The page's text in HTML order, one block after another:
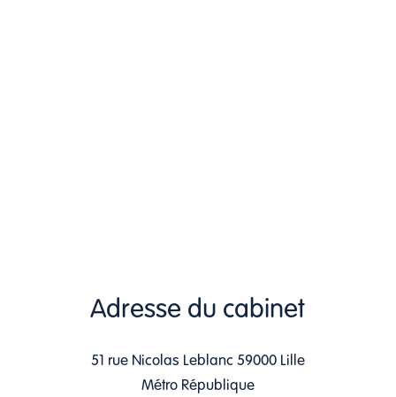
Adresse du cabinet
51 rue Nicolas Leblanc 59000 Lille
Métro République